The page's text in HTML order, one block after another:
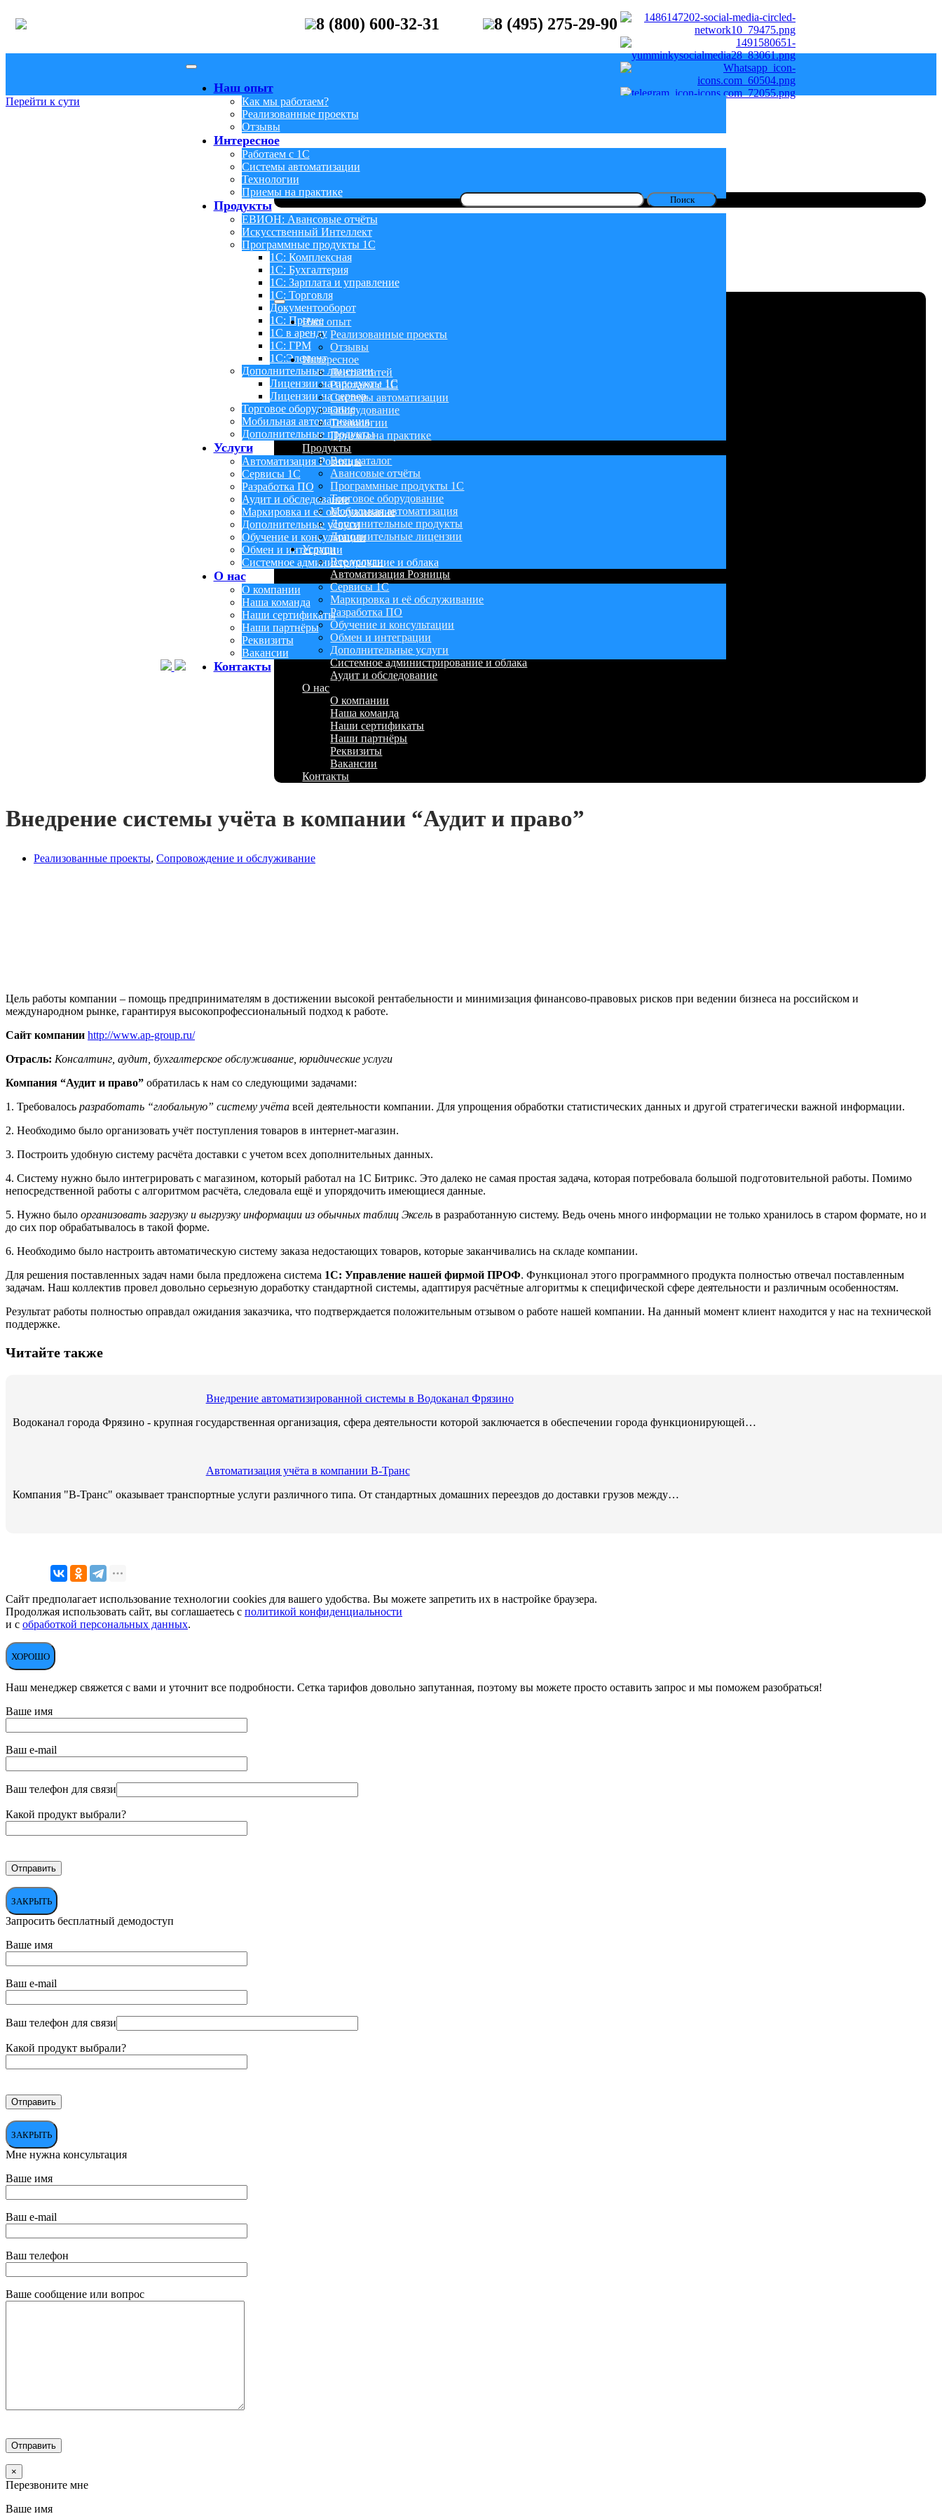
8 (800) 600-32-31 8 (495) 275-29-90
Наш опыт
Как мы работаем?
Реализованные проекты
Отзывы
Интересное
Работаем с 1С
Системы автоматизации
Технологии
Приемы на практике
Продукты
ЕВИОН: Авансовые отчёты
Искусственный Интеллект
Программные продукты 1С
1С: Комплексная
1С: Бухгалтерия
1С: Зарплата и управление
1С: Торговля
Документооборот
1С: Прочее
1С в аренду
1С: ГРМ
1С:Элемент
Дополнительные лицензии
Лицензии на продукты 1С
Лицензии на сервер
Торговое оборудование
Мобильная автоматизация
Дополнительные продукты
Услуги
Автоматизация Розницы
Сервисы 1С
Разработка ПО
Аудит и обследование
Маркировка и её обслуживание
Дополнительные услуги
Обучение и консультации
Обмен и интеграции
Системное администрирование и облака
О нас
О компании
Наша команда
Наши сертификаты
Наши партнёры
Реквизиты
Вакансии
Контакты
Перейти к сути
Найти:
Наш опыт
Реализованные проекты
Отзывы
Интересное
Лента статей
Работаем с 1С
Системы автоматизации
Оборудование
Технологии
Приемы на практике
Продукты
Весь каталог
Авансовые отчёты
Программные продукты 1С
Торговое оборудование
Мобильная автоматизация
Дополнительные продукты
Дополнительные лицензии
Услуги
Все услуги
Автоматизация Розницы
Сервисы 1С
Маркировка и её обслуживание
Разработка ПО
Обучение и консультации
Обмен и интеграции
Дополнительные услуги
Системное администрирование и облака
Аудит и обследование
О нас
О компании
Наша команда
Наши сертификаты
Наши партнёры
Реквизиты
Вакансии
Контакты
Внедрение системы учёта в компании “Аудит и право”
Реализованные проекты, Сопровождение и обслуживание
Цель работы компании – помощь предпринимателям в достижении высокой рентабельности и минимизация финансово-правовых рисков при ведении бизнеса на российском и
международном рынке, гарантируя высокопрофессиональный подход к работе.
Сайт компании http://www.ap-group.ru/
Отрасль: Консалтинг, аудит, бухгалтерское обслуживание, юридические услуги
Компания “Аудит и право” обратилась к нам со следующими задачами:
1. Требовалось разработать “глобальную” систему учёта всей деятельности компании. Для упрощения обработки статистических данных и другой стратегически важной информации.
2. Необходимо было организовать учёт поступления товаров в интернет-магазин.
3. Построить удобную систему расчёта доставки с учетом всех дополнительных данных.
4. Систему нужно было интегрировать с магазином, который работал на 1С Битрикс. Это далеко не самая простая задача, которая потребовала большой подготовительной работы. Помимо
непосредственной работы с алгоритмом расчёта, следовала ещё и упорядочить имеющиеся данные.
5. Нужно было организовать загрузку и выгрузку информации из обычных таблиц Эксель в разработанную систему. Ведь очень много информации не только хранилось в старом формате, но и
до сих пор обрабатывалось в такой форме.
6. Необходимо было настроить автоматическую систему заказа недостающих товаров, которые заканчивались на складе компании.
Для решения поставленных задач нами была предложена система 1С: Управление нашей фирмой ПРОФ. Функционал этого программного продукта полностью отвечал поставленным
задачам. Наш коллектив провел довольно серьезную доработку стандартной системы, адаптируя расчётные алгоритмы к специфической сфере деятельности и различным особенностям.
Результат работы полностью оправдал ожидания заказчика, что подтверждается положительным отзывом о работе нашей компании. На данный момент клиент находится у нас на технической
поддержке.
Читайте также
Внедрение автоматизированной системы в Водоканал Фрязино
Водоканал города Фрязино - крупная государственная организация, сфера деятельности которой заключается в обеспечении города функционирующей…
Автоматизация учёта в компании В-Транс
Компания "В-Транс" оказывает транспортные услуги различного типа. От стандартных домашних переездов до доставки грузов между…
Сайт предполагает использование технологии cookies для вашего удобства. Вы можете запретить их в настройке браузера.
Продолжая использовать сайт, вы соглашаетесь с политикой конфиденциальности
и с обработкой персональных данных.
ХОРОШО
Наш менеджер свяжется с вами и уточнит все подробности. Сетка тарифов довольно запутанная, поэтому вы можете просто оставить запрос и мы поможем разобраться!
Ваше имя
Ваш e-mail
Ваш телефон для связи
Какой продукт выбрали?
ЗАКРЫТЬ
Запросить бесплатный демодоступ
Ваше имя
Ваш e-mail
Ваш телефон для связи
Какой продукт выбрали?
ЗАКРЫТЬ
Мне нужна консультация
Ваше имя
Ваш e-mail
Ваш телефон
Ваше сообщение или вопрос
×
Перезвоните мне
Ваше имя